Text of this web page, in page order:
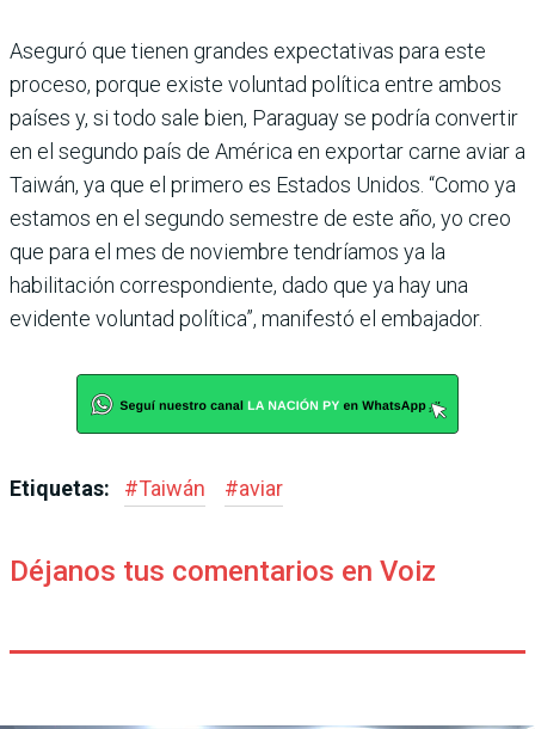
Aseguró que tienen grandes expectativas para este
proceso, porque existe voluntad política entre ambos
países y, si todo sale bien, Paraguay se podría convertir
en el segundo país de América en exportar carne aviar a
Taiwán, ya que el primero es Estados Unidos. “Como ya
estamos en el segundo semestre de este año, yo creo
que para el mes de noviembre tendríamos ya la
habilitación correspondiente, dado que ya hay una
evidente voluntad política”, manifestó el embajador.
Etiquetas: #Taiwán #aviar
Déjanos tus comentarios en Voiz